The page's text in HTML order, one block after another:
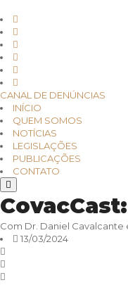
CANAL DE DENÚNCIAS
INÍCIO
QUEM SOMOS
NOTÍCIAS
LEGISLAÇÕES
PUBLICAÇÕES
CONTATO
Com Dr. Daniel Cavalcante
13/03/2024